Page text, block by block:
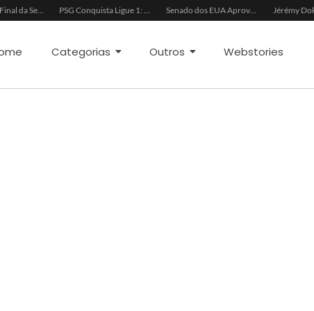
Convocação Final da Seleção Brasileira para a Copa do Mundo 2026 PSG Conquista Ligue 1: Safonov Brilha em Vitória Decisiva Senado dos EUA Aprova Kevin Warsh como Chair do Fed
Categorias Outros Webstories